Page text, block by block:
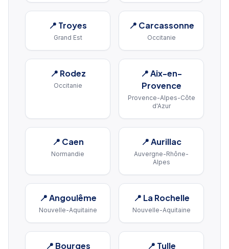
📍 Troyes
Grand Est
📍 Carcassonne
Occitanie
📍 Rodez
Occitanie
📍Aix-en-
Provence
Provence-Alpes-Côte
d'Azur
📍 Caen
Normandie
📍Aurillac
Auvergne-Rhône-
Alpes
📍Angoulême
Nouvelle-Aquitaine
📍 La Rochelle
Nouvelle-Aquitaine
📍 Bourges 📍 Tulle